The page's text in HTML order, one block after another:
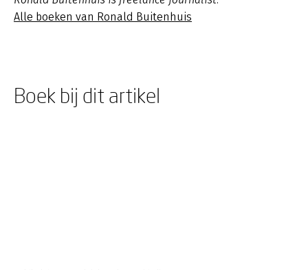
Alle boeken van Ronald Buitenhuis
Boek bij dit artikel